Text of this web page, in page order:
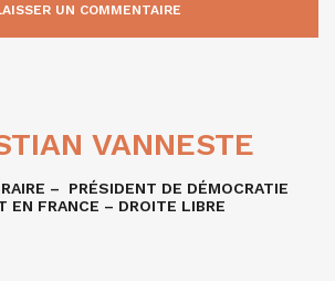
VANNESTE
– PRÉSIDENT DE DÉMOCRATIE
EN FRANCE – DROITE LIBRE